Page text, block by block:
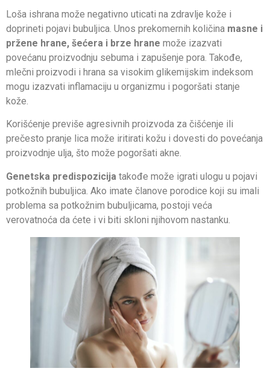
Loša ishrana može negativno uticati na zdravlje kože i
doprineti pojavi bubuljica. Unos prekomernih količina masne i
pržene hrane, šećera i brze hrane može izazvati
povećanu proizvodnju sebuma i zapušenje pora. Takođe,
mlečni proizvodi i hrana sa visokim glikemijskim indeksom
mogu izazvati inflamaciju u organizmu i pogoršati stanje
kože.
Korišćenje previše agresivnih proizvoda za čišćenje ili
prečesto pranje lica može iritirati kožu i dovesti do povećanja
proizvodnje ulja, što može pogoršati akne.
Genetska predispozicija takođe može igrati ulogu u pojavi
potkožnih bubuljica. Ako imate članove porodice koji su imali
problema sa potkožnim bubuljicama, postoji veća
verovatnoća da ćete i vi biti skloni njihovom nastanku.